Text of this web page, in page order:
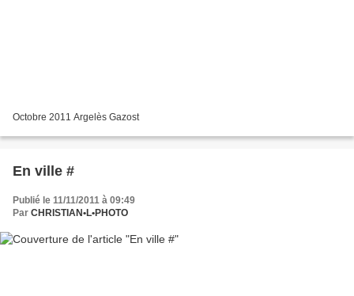
Octobre 2011 Argelès Gazost
En ville #
Publié le 11/11/2011 à 09:49
Par CHRISTIAN•L•PHOTO